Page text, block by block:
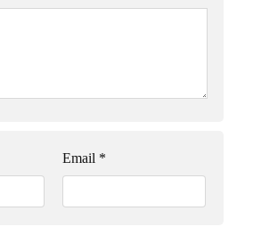
Email *